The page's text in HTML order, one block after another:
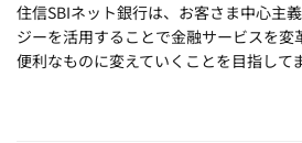
住信SBIネット銀行は、お客さま中心主
ジーを活用することで金融サービスを変
便利なものに変えていくことを目指して